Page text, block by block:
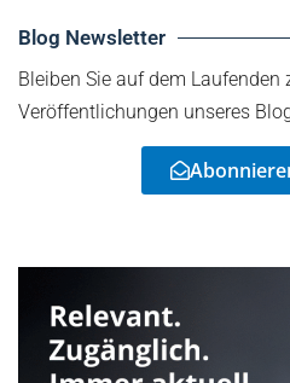
Blog Newsletter
Bleiben Sie auf dem
Veröffentlichungen unseres